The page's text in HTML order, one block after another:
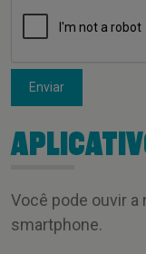
Enviar
Você pode ouvir a
smartphone.